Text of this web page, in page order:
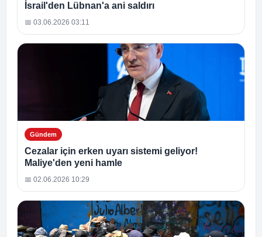
İsrail'den Lübnan'a ani saldırı
📅 03.06.2026 03:11
Gündem
Cezalar için erken uyarı sistemi geliyor!
Maliye'den yeni hamle
📅 02.06.2026 10:29